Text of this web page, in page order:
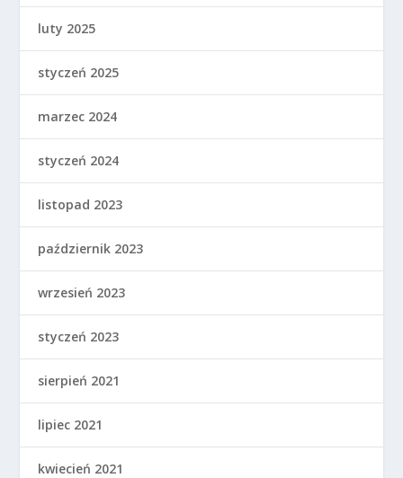
luty 2025
styczeń 2025
marzec 2024
styczeń 2024
listopad 2023
październik 2023
wrzesień 2023
styczeń 2023
sierpień 2021
lipiec 2021
kwiecień 2021